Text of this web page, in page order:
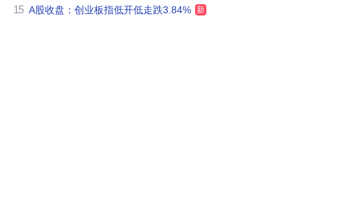
15 A股收盘：创业板指低开低走跌3.84% 新